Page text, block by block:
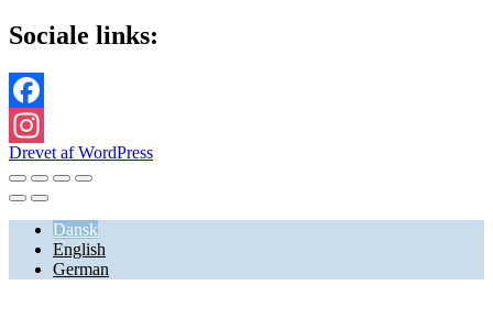
Sociale links:
Facebook
Instagram
Drevet af WordPress
Dansk
English
German